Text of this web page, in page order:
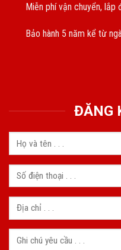
Miễn phí vận chuyển, lắp
Bảo hành 5 năm kể từ
ĐĂNG